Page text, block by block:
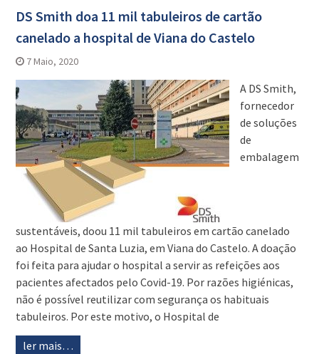
DS Smith doa 11 mil tabuleiros de cartão
canelado a hospital de Viana do Castelo
7 Maio, 2020
A DS Smith,
fornecedor
de soluções
de
embalagem
sustentáveis, doou 11 mil tabuleiros em cartão canelado
ao Hospital de Santa Luzia, em Viana do Castelo. A doação
foi feita para ajudar o hospital a servir as refeições aos
pacientes afectados pelo Covid-19. Por razões higiénicas,
não é possível reutilizar com segurança os habituais
tabuleiros. Por este motivo, o Hospital de
ler mais…